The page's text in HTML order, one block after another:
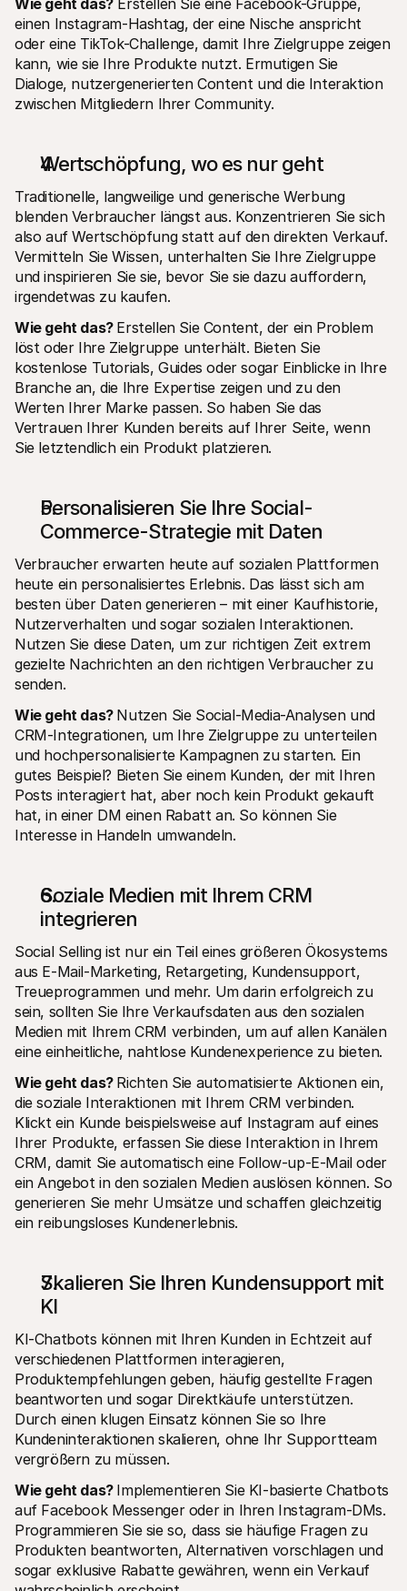
einen Instagram-Hashtag, der eine Nische anspricht
oder eine TikTok-Challenge, damit Ihre Zielgruppe zeigen
kann, wie sie Ihre Produkte nutzt. Ermutigen Sie
Dialoge, nutzergenerierten Content und die Interaktion
zwischen Mitgliedern Ihrer Community.
Wertschöpfung, wo es nur geht
Traditionelle, langweilige und generische Werbung
blenden Verbraucher längst aus. Konzentrieren Sie sich
also auf Wertschöpfung statt auf den direkten Verkauf.
Vermitteln Sie Wissen, unterhalten Sie Ihre Zielgruppe
und inspirieren Sie sie, bevor Sie sie dazu auffordern,
irgendetwas zu kaufen.
Wie geht das? Erstellen Sie Content, der ein Problem
löst oder Ihre Zielgruppe unterhält. Bieten Sie
kostenlose Tutorials, Guides oder sogar Einblicke in Ihre
Branche an, die Ihre Expertise zeigen und zu den
Werten Ihrer Marke passen. So haben Sie das
Vertrauen Ihrer Kunden bereits auf Ihrer Seite, wenn
Sie letztendlich ein Produkt platzieren.
Personalisieren Sie Ihre Social-
Commerce-Strategie mit Daten
Verbraucher erwarten heute auf sozialen Plattformen
heute ein personalisiertes Erlebnis. Das lässt sich am
besten über Daten generieren – mit einer Kaufhistorie,
Nutzerverhalten und sogar sozialen Interaktionen.
Nutzen Sie diese Daten, um zur richtigen Zeit extrem
gezielte Nachrichten an den richtigen Verbraucher zu
senden.
Wie geht das? Nutzen Sie Social-Media-Analysen und
CRM-Integrationen, um Ihre Zielgruppe zu unterteilen
und hochpersonalisierte Kampagnen zu starten. Ein
gutes Beispiel? Bieten Sie einem Kunden, der mit Ihren
Posts interagiert hat, aber noch kein Produkt gekauft
hat, in einer DM einen Rabatt an. So können Sie
Interesse in Handeln umwandeln.
Soziale Medien mit Ihrem CRM
integrieren
Social Selling ist nur ein Teil eines größeren Ökosystems
aus E-Mail-Marketing, Retargeting, Kundensupport,
Treueprogrammen und mehr. Um darin erfolgreich zu
sein, sollten Sie Ihre Verkaufsdaten aus den sozialen
Medien mit Ihrem CRM verbinden, um auf allen Kanälen
eine einheitliche, nahtlose Kundenexperience zu bieten.
Wie geht das? Richten Sie automatisierte Aktionen ein,
die soziale Interaktionen mit Ihrem CRM verbinden.
Klickt ein Kunde beispielsweise auf Instagram auf eines
Ihrer Produkte, erfassen Sie diese Interaktion in Ihrem
CRM, damit Sie automatisch eine Follow-up-E-Mail oder
ein Angebot in den sozialen Medien auslösen können. So
generieren Sie mehr Umsätze und schaffen gleichzeitig
ein reibungsloses Kundenerlebnis.
Skalieren Sie Ihren Kundensupport mit
KI
KI-Chatbots können mit Ihren Kunden in Echtzeit auf
verschiedenen Plattformen interagieren,
Produktempfehlungen geben, häufig gestellte Fragen
beantworten und sogar Direktkäufe unterstützen.
Durch einen klugen Einsatz können Sie so Ihre
Kundeninteraktionen skalieren, ohne Ihr Supportteam
vergrößern zu müssen.
Wie geht das? Implementieren Sie KI-basierte Chatbots
auf Facebook Messenger oder in Ihren Instagram-DMs.
Programmieren Sie sie so, dass sie häufige Fragen zu
Produkten beantworten, Alternativen vorschlagen und
sogar exklusive Rabatte gewähren, wenn ein Verkauf